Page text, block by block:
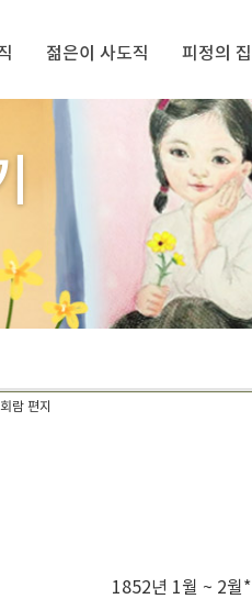
젊은이 사도직 피정의 집
람 편지
~ 2월*